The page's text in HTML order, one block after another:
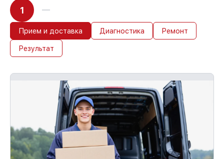
1
Прием и доставка Диагностика Ремонт
Результат